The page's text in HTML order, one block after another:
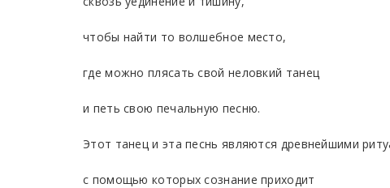
чтобы найти то волшебное место,
где можно плясать свой неловкий танец
и петь свою печальную песню.
Этот танец и эта песнь являются древнейшими
с помощью которых сознание приходит